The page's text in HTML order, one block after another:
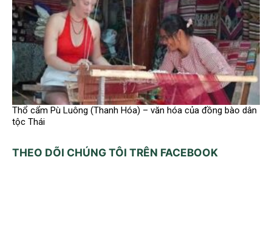
Thổ cẩm Pù Luông (Thanh Hóa) – văn hóa của đồng bào dân
tộc Thái
THEO DÕI CHÚNG TÔI TRÊN FACEBOOK